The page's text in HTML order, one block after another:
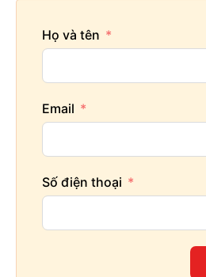
Họ và tên
Email
Số điện thoại